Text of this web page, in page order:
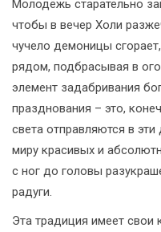
Молодёжь старательно
чтобы в вечер Холи
чучело демоницы
рядом, подбрасывая в
элемент задабривания
празднования – это,
света отправляются в
миру красивых и
с ног до головы
радуги.
Эта традиция имеет свои